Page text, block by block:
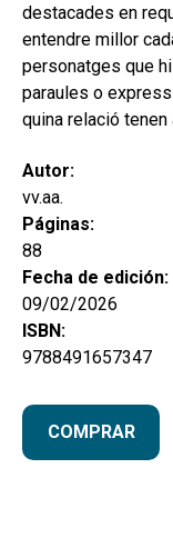
destacades en
entendre millor
personatges que
paraules o
quina relació
Autor:
vv.aa.
Páginas:
88
Fecha de edición:
09/02/2026
ISBN:
9788491657347
COMPRAR